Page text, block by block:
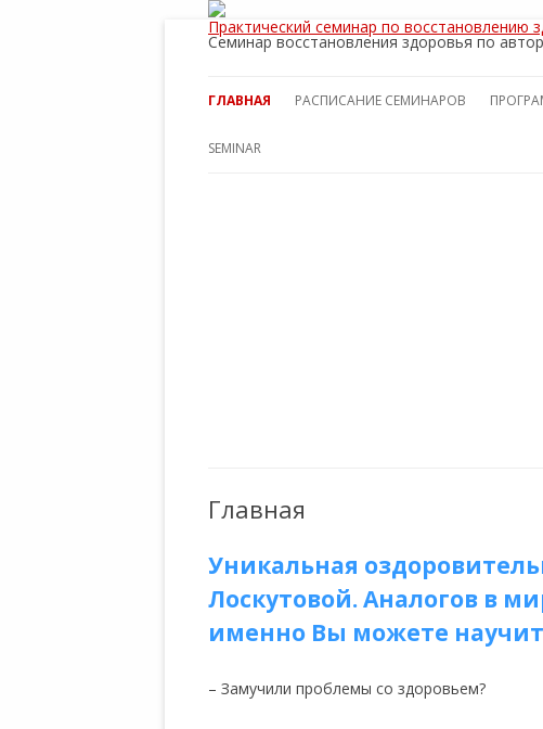
Практический семинар по
Семинар восстановления здоровья по
ГЛАВНАЯ
НАДЕЖДА ЛОСКУТОВА
РАСПИСАНИЕ СЕМИНАРОВ
SEMINAR
Главная
Уникальная
Лоскутовой. Аналогов в
именно Вы можете
– Замучили проблемы со здоровьем?